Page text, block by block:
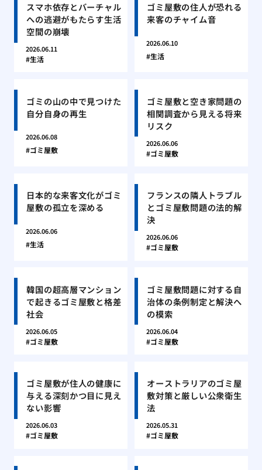
スマホ依存とバーチャル
への逃避がもたらす生活
空間の崩壊
2026.06.11
生活
ゴミ屋敷の住人が恐れる
来客のチャイム音
2026.06.10
生活
ゴミの山の中で見つけた
自分自身の再生
2026.06.08
ゴミ屋敷
ゴミ屋敷と空き家問題の
相関調査から見える将来
リスク
2026.06.06
ゴミ屋敷
日本的な来客文化がゴミ
屋敷の孤立を深める
2026.06.06
生活
フランスの隣人トラブル
とゴミ屋敷問題の法的解
決
2026.06.06
ゴミ屋敷
韓国の超高層マンション
で起きるゴミ屋敷と格差
社会
2026.06.05
ゴミ屋敷
ゴミ屋敷問題に対する自
治体の条例制定と解決へ
の模索
2026.06.04
ゴミ屋敷
ゴミ屋敷が住人の健康に
与える深刻かつ目に見え
ない影響
2026.06.03
ゴミ屋敷
オーストラリアのゴミ屋
敷対策と厳しい公衆衛生
法
2026.05.31
ゴミ屋敷